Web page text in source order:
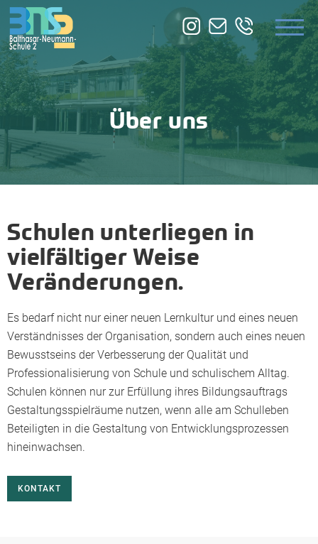
ÜBER UNS
BILDUNGSANGEBOTE
ZUSATZQUALIFIKATION
SERVICE
Über uns
Schulen unterliegen in
vielfältiger Weise
Veränderungen.
Es bedarf nicht nur einer neuen Lernkultur und eines neuen
Verständnisses der Organisation, sondern auch eines neuen
Bewusstseins der Verbesserung der Qualität und
Professionalisierung von Schule und schulischem Alltag.
Schulen können nur zur Erfüllung ihres Bildungsauftrags
Gestaltungsspielräume nutzen, wenn alle am Schulleben
Beteiligten in die Gestaltung von Entwicklungsprozessen
hineinwachsen.
KONTAKT